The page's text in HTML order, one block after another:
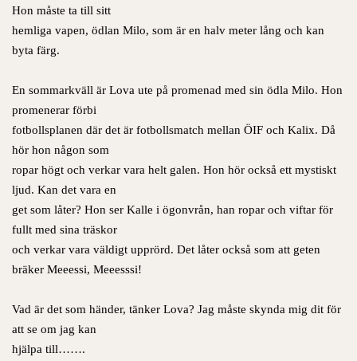
Hon måste ta till sitt
hemliga vapen, ödlan Milo, som är en halv meter lång och kan
byta färg.
En sommarkväll är Lova ute på promenad med sin ödla Milo. Hon
promenerar förbi
fotbollsplanen där det är fotbollsmatch mellan ÖIF och Kalix. Då
hör hon någon som
ropar högt och verkar vara helt galen. Hon hör också ett mystiskt
ljud. Kan det vara en
get som låter? Hon ser Kalle i ögonvrån, han ropar och viftar för
fullt med sina träskor
och verkar vara väldigt upprörd. Det låter också som att geten
bräker Meeessi, Meeesssi!
Vad är det som händer, tänker Lova? Jag måste skynda mig dit för
att se om jag kan
hjälpa till…….